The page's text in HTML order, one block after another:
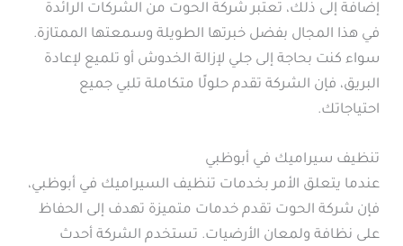
إضافة إلى ذلك، تُعتبر شركة الحوت من الشركات الرائدة
في هذا المجال بفضل خبرتها الطويلة وسمعتها الممتازة.
سواء كنت بحاجة إلى جلي لإزالة الخدوش أو تلميع لإعادة
البريق، فإن الشركة تقدم حلولًا متكاملة تلبي جميع
احتياجاتك.
تنظيف سيراميك في أبوظبي
عندما يتعلق الأمر بخدمات تنظيف السيراميك في أبوظبي،
فإن شركة الحوت تقدم خدمات متميزة تهدف إلى الحفاظ
على نظافة ولمعان الأرضيات. تستخدم الشركة أحدث